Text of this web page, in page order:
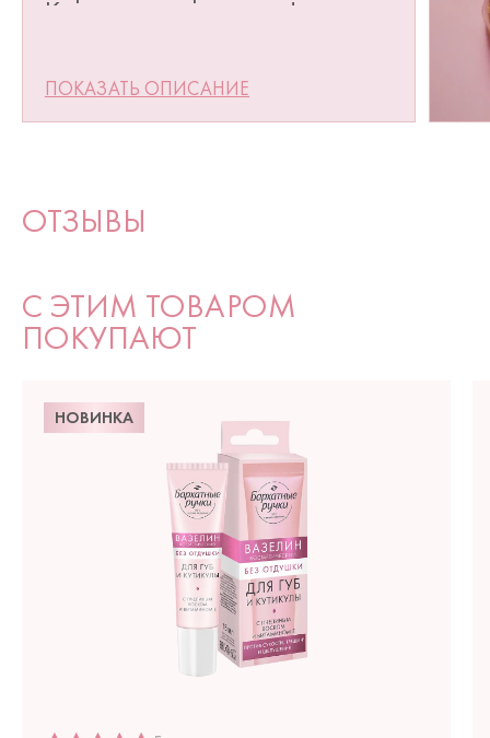
Концентрированная формула
ПОКАЗАТЬ ОПИСАНИЕ
ОТЗЫВЫ
С ЭТИМ ТОВАРОМ
ПОКУПАЮТ
НОВИНКА